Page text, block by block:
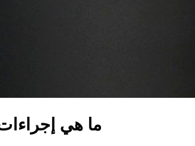
ما هي إجراءات